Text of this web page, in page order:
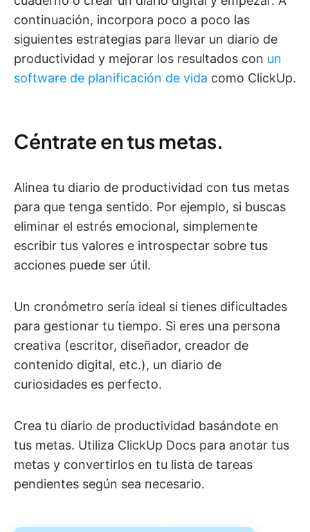
continuación, incorpora poco a poco las
siguientes estrategias para llevar un diario de
productividad y mejorar los resultados con un
software de planificación de vida como ClickUp.
Céntrate en tus metas.
Alinea tu diario de productividad con tus metas
para que tenga sentido. Por ejemplo, si buscas
eliminar el estrés emocional, simplemente
escribir tus valores e introspectar sobre tus
acciones puede ser útil.
Un cronómetro sería ideal si tienes dificultades
para gestionar tu tiempo. Si eres una persona
creativa (escritor, diseñador, creador de
contenido digital, etc.), un diario de
curiosidades es perfecto.
Crea tu diario de productividad basándote en
tus metas. Utiliza ClickUp Docs para anotar tus
metas y convertirlos en tu lista de tareas
pendientes según sea necesario.